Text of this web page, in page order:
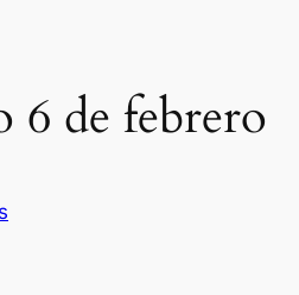
6 de febrero